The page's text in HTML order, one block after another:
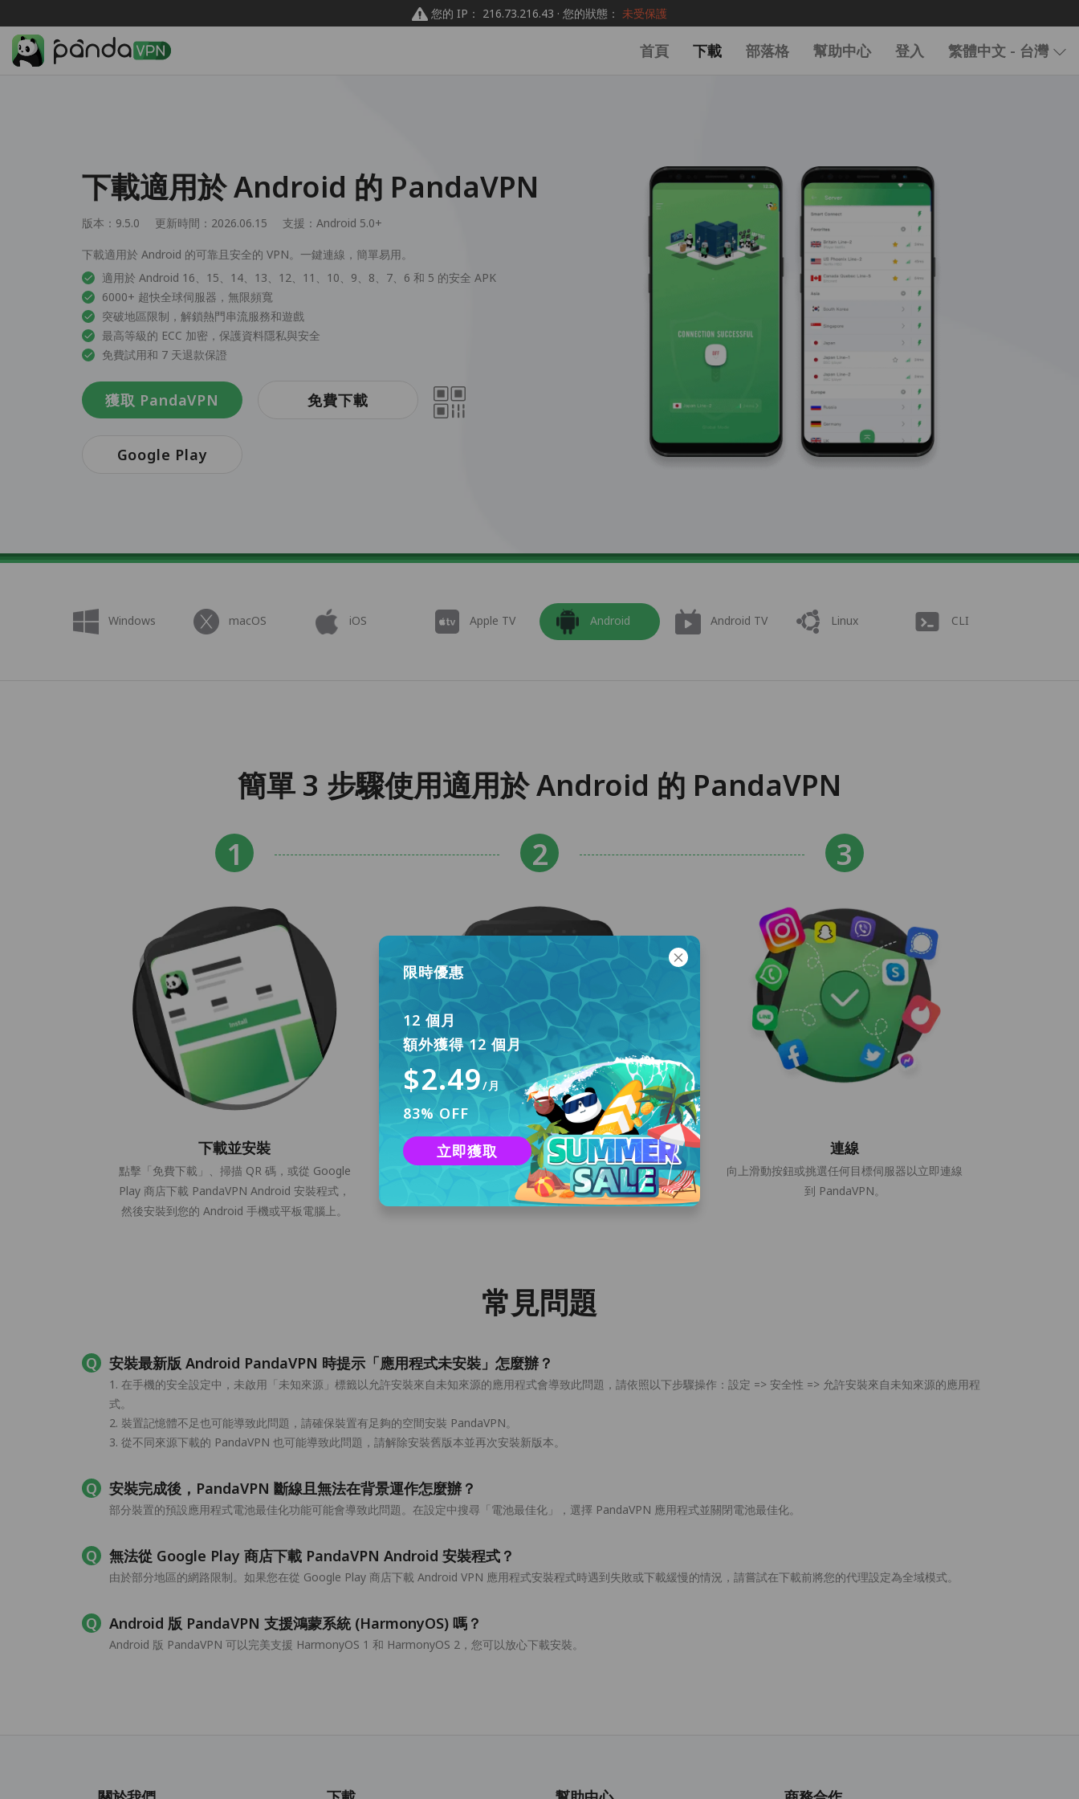
您的 IP： 216.73.216.43 · 您的狀態： 未受保護
首頁 下載 部落格 幫助中心 登入 繁體中文 - 台灣
下載適用於 Android 的 PandaVPN
版本：9.5.0 更新時間：2026.06.15 支援： Android 5.0+
下載適用於 Android 的可靠且安全的 VPN。一鍵連線，簡單易用。
適用於 Android 16、15、14、13、12、11、10、9、8、7、6 和 5 的安全 APK
6000+ 超快全球伺服器，無限頻寬
突破地區限制，解鎖熱門串流服務和遊戲
最高等級的 ECC 加密，保護資料隱私與安全
免費試用和 7 天退款保證
獲取 PandaVPN 免費下載
Google Play
Windows macOS iOS Apple TV Android Android TV Linux CLI
簡單 3 步驟使用適用於 Android 的 PandaVPN
下載並安裝
點擊「免費下載」、掃描 QR 碼，或從 Google
Play 商店下載 PandaVPN Android 安裝程式，
然後安裝到您的 Android 手機或平板電腦上。
登入
無需註冊。如果您是首次安裝 PandaVPN，您將
收到一個自動登入的 3 天免費試用帳號。
連線
向上滑動按鈕或挑選任何目標伺服器以立即連線
到 PandaVPN。
常見問題
安裝最新版 Android PandaVPN 時提示「應用程式未安裝」怎麼辦？
1. 在手機的安全設定中，未啟用「未知來源」標籤以允許安裝來自未知來源的應用程式會導致此問題，請依照以下步驟操作：設定 => 安全性 => 允許安裝來自未知來源的應用程
式。
2. 裝置記憶體不足也可能導致此問題，請確保裝置有足夠的空間安裝 PandaVPN。
3. 從不同來源下載的 PandaVPN 也可能導致此問題，請解除安裝舊版本並再次安裝新版本。
安裝完成後，PandaVPN 斷線且無法在背景運作怎麼辦？
部分裝置的預設應用程式電池最佳化功能可能會導致此問題。在設定中搜尋「電池最佳化」，選擇 PandaVPN 應用程式並關閉電池最佳化。
無法從 Google Play 商店下載 PandaVPN Android 安裝程式？
由於部分地區的網路限制。如果您在從 Google Play 商店下載 Android VPN 應用程式安裝程式時遇到失敗或下載緩慢的情況，請嘗試在下載前將您的代理設定為全域模式。
Android 版 PandaVPN 支援鴻蒙系統 (HarmonyOS) 嗎？
Android 版 PandaVPN 可以完美支援 HarmonyOS 1 和 HarmonyOS 2，您可以放心下載安裝。
限時優惠
12 個月
額外獲得 12 個月
$2.49/月
83% OFF
立即獲取